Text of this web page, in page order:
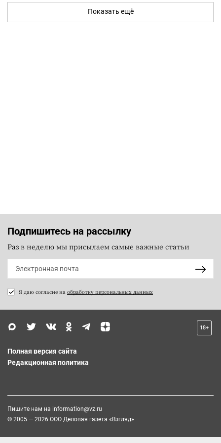
Показать ещё
Подпишитесь на рассылку
Раз в неделю мы присылаем самые важные статьи
Я даю согласие на обработку персональных данных
18+
Полная версия сайта
Редакционная политика
Пишите нам на information@vz.ru
© 2005 — 2026 ООО Деловая газета «Взгляд»